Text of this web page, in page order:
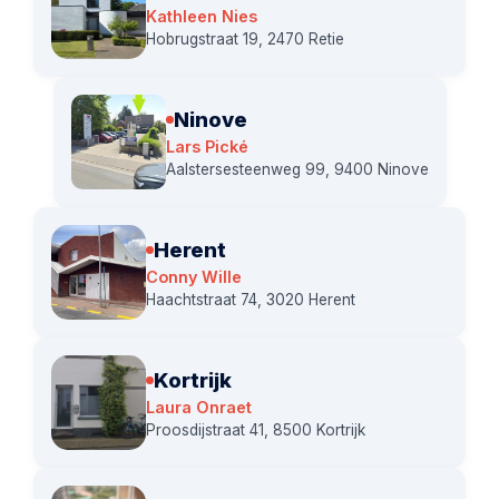
Kathleen Nies
Hobrugstraat 19, 2470 Retie
Ninove
Lars Pické
Aalstersesteenweg 99, 9400 Ninove
Herent
Conny Wille
Haachtstraat 74, 3020 Herent
Kortrijk
Laura Onraet
Proosdijstraat 41, 8500 Kortrijk